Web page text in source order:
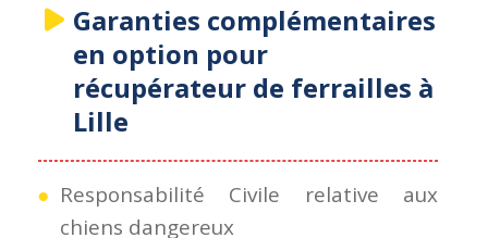
Garanties complémentaires
en option pour
récupérateur de ferrailles à
Lille
Responsabilité Civile relative aux
chiens dangereux